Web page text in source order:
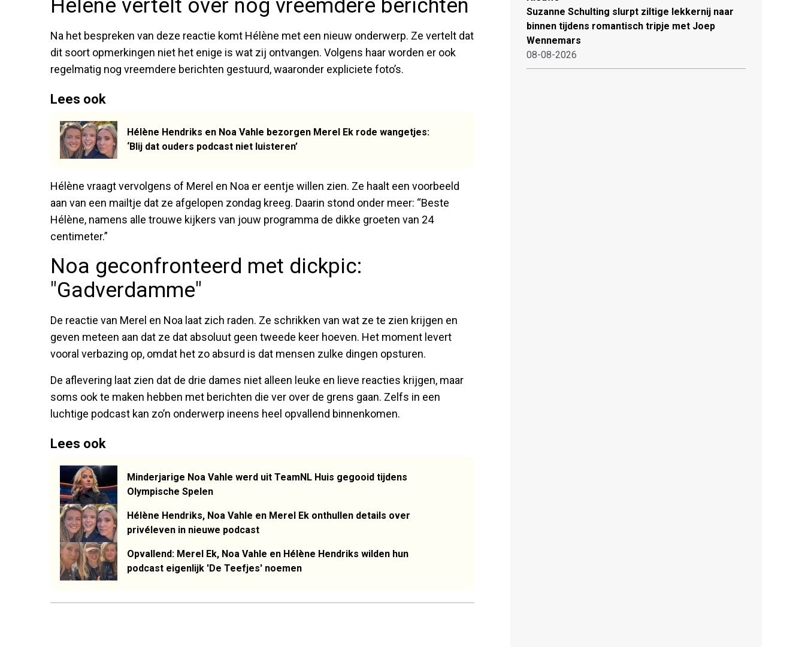
Hélène vertelt over nog vreemdere berichten
Na het bespreken van deze reactie komt Hélène met een nieuw onderwerp. Ze vertelt dat
dit soort opmerkingen niet het enige is wat zij ontvangen. Volgens haar worden er ook
regelmatig nog vreemdere berichten gestuurd, waaronder expliciete foto’s.
Lees ook
Hélène Hendriks en Noa Vahle bezorgen Merel Ek rode wangetjes:
‘Blij dat ouders podcast niet luisteren’
Hélène vraagt vervolgens of Merel en Noa er eentje willen zien. Ze haalt een voorbeeld
aan van een mailtje dat ze afgelopen zondag kreeg. Daarin stond onder meer: “Beste
Hélène, namens alle trouwe kijkers van jouw programma de dikke groeten van 24
centimeter.”
Noa geconfronteerd met dickpic:
"Gadverdamme"
De reactie van Merel en Noa laat zich raden. Ze schrikken van wat ze te zien krijgen en
geven meteen aan dat ze dat absoluut geen tweede keer hoeven. Het moment levert
vooral verbazing op, omdat het zo absurd is dat mensen zulke dingen opsturen.
De aflevering laat zien dat de drie dames niet alleen leuke en lieve reacties krijgen, maar
soms ook te maken hebben met berichten die ver over de grens gaan. Zelfs in een
luchtige podcast kan zo’n onderwerp ineens heel opvallend binnenkomen.
Lees ook
Minderjarige Noa Vahle werd uit TeamNL Huis gegooid tijdens
Olympische Spelen
Hélène Hendriks, Noa Vahle en Merel Ek onthullen details over
privéleven in nieuwe podcast
Opvallend: Merel Ek, Noa Vahle en Hélène Hendriks wilden hun
podcast eigenlijk 'De Teefjes' noemen
Suzanne Schulting slurpt ziltige lekkernij naar
binnen tijdens romantisch tripje met Joep
Wennemars
08-08-2026